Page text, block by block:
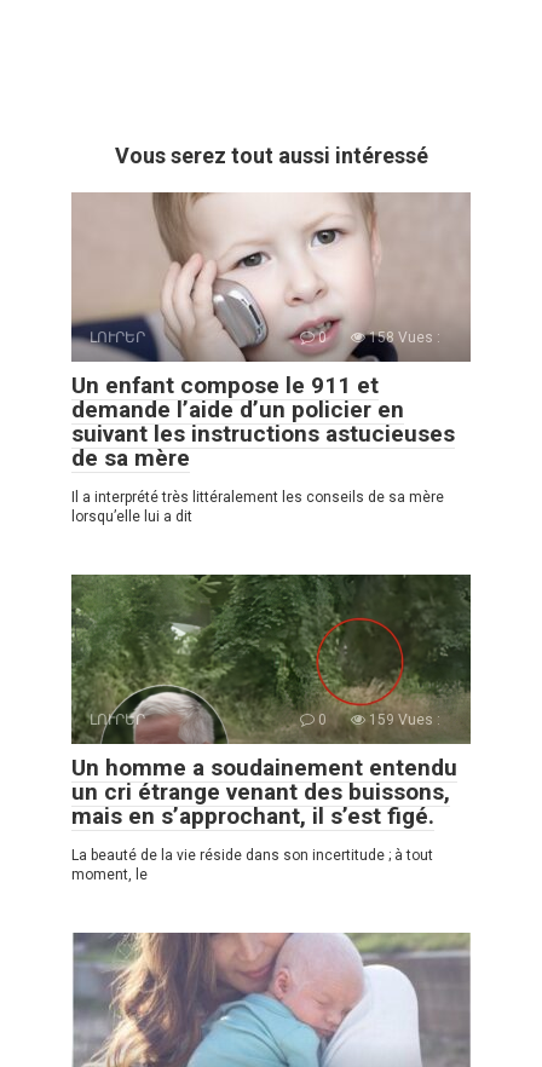
Vous serez tout aussi intéressé
ԼՈՒՐԵՐ 0 158 Vues :
Un enfant compose le 911 et
demande l’aide d’un policier en
suivant les instructions astucieuses
de sa mère
Il a interprété très littéralement les conseils de sa mère
lorsqu’elle lui a dit
ԼՈՒՐԵՐ 0 159 Vues :
Un homme a soudainement entendu
un cri étrange venant des buissons,
mais en s’approchant, il s’est figé.
La beauté de la vie réside dans son incertitude ; à tout
moment, le